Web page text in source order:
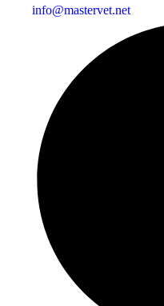
info@mastervet.net